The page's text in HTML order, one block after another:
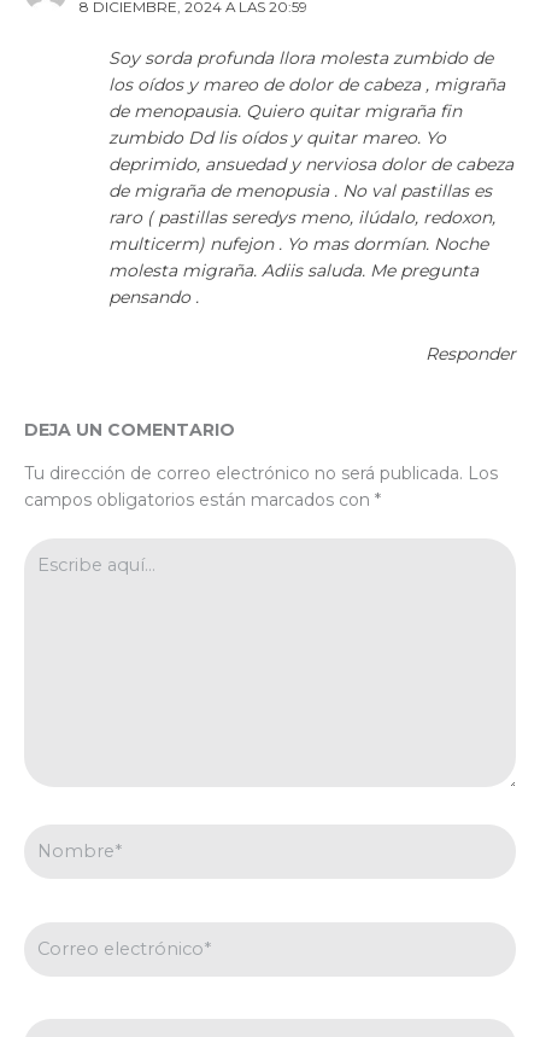
8 DICIEMBRE, 2024 A LAS 20:59
Soy sorda profunda llora molesta zumbido de
los oídos y mareo de dolor de cabeza , migraña
de menopausia. Quiero quitar migraña fin
zumbido Dd lis oídos y quitar mareo. Yo
deprimido, ansuedad y nerviosa dolor de cabeza
de migraña de menopusia . No val pastillas es
raro ( pastillas seredys meno, ilúdalo, redoxon,
multicerm) nufejon . Yo mas dormían. Noche
molesta migraña. Adiis saluda. Me pregunta
pensando .
Responder
DEJA UN COMENTARIO
Tu dirección de correo electrónico no será publicada. Los
campos obligatorios están marcados con *
aquí...
electrónico*